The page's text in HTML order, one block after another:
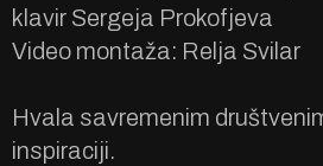
klavir Sergeja Prokofjeva
Video montaža: Relja Svilar
Hvala savremenim
inspiraciji.